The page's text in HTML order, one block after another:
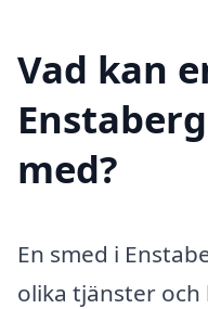
Vad kan
med?
En smed i
olika tjänster